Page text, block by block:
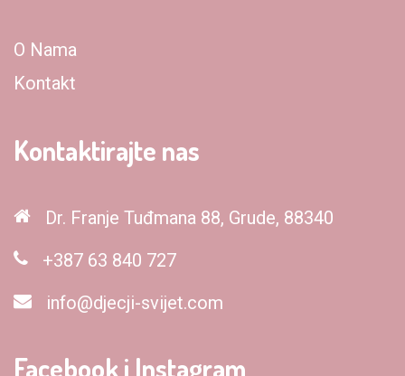
O Nama
Kontakt
Kontaktirajte nas
Dr. Franje Tuđmana 88, Grude, 88340
+387 63 840 727
info@djecji-svijet.com
Facebook i Instagram